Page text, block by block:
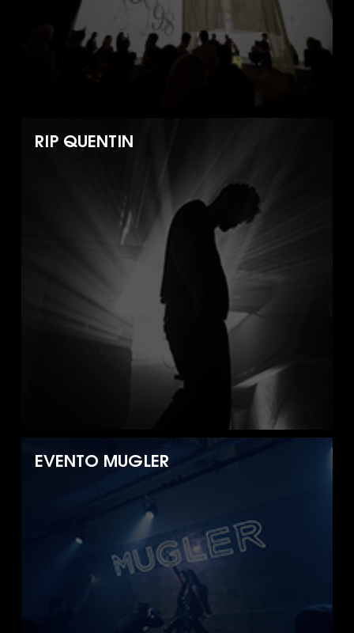
RIP QUENTIN
EVENTO MUGLER